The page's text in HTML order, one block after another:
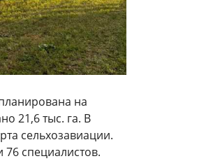
на
21,6 тыс. га. В
сельхозавиации.
специалистов.